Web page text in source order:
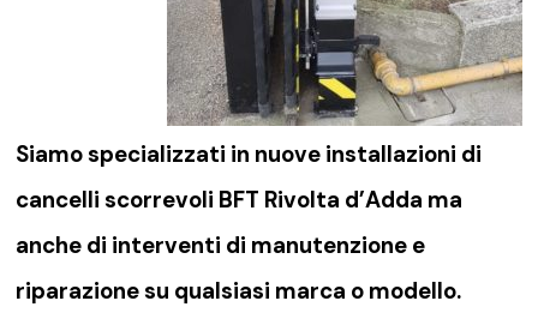
Siamo specializzati in nuove installazioni di
cancelli scorrevoli BFT Rivolta d’Adda ma
anche di interventi di manutenzione e
riparazione su qualsiasi marca o modello.